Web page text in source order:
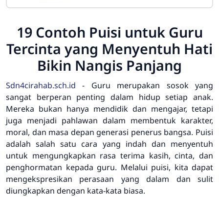
19 Contoh Puisi untuk Guru
Tercinta yang Menyentuh Hati
Bikin Nangis Panjang
Sdn4cirahab.sch.id - Guru merupakan sosok yang
sangat berperan penting dalam hidup setiap anak.
Mereka bukan hanya mendidik dan mengajar, tetapi
juga menjadi pahlawan dalam membentuk karakter,
moral, dan masa depan generasi penerus bangsa. Puisi
adalah salah satu cara yang indah dan menyentuh
untuk mengungkapkan rasa terima kasih, cinta, dan
penghormatan kepada guru. Melalui puisi, kita dapat
mengekspresikan perasaan yang dalam dan sulit
diungkapkan dengan kata-kata biasa.